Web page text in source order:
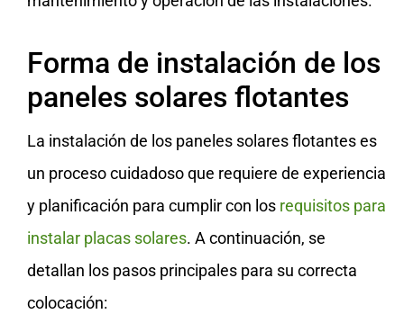
Forma de instalación de los
paneles solares flotantes
La instalación de los paneles solares flotantes es
un proceso cuidadoso que requiere de experiencia
y planificación para cumplir con los requisitos para
instalar placas solares. A continuación, se
detallan los pasos principales para su correcta
colocación: